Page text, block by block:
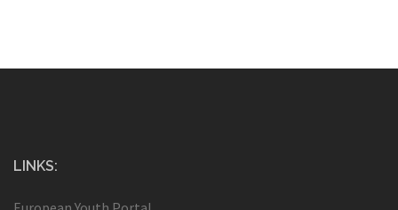
LINKS: